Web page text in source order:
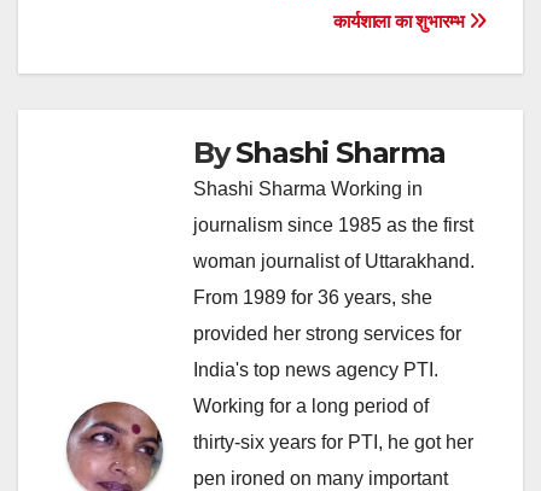
कार्यशाला का शुभारम्भ
ByShashi Sharma
Shashi Sharma Working in
journalism since 1985 as the first
woman journalist of Uttarakhand.
From 1989 for 36 years, she
provided her strong services for
India's top news agency PTI.
Working for a long period of
thirty-six years for PTI, he got her
pen ironed on many important